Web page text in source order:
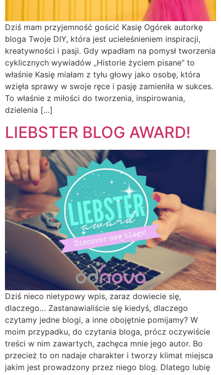
Dziś mam przyjemność gościć Kasię Ogórek autorkę
bloga Twoje DIY, która jest ucieleśnieniem inspiracji,
kreatywności i pasji. Gdy wpadłam na pomysł tworzenia
cyklicznych wywiadów „Historie życiem pisane” to
właśnie Kasię miałam z tyłu głowy jako osobę, która
wzięła sprawy w swoje ręce i pasję zamieniła w sukces.
To właśnie z miłości do tworzenia, inspirowania,
dzielenia […]
LIEBSTER BLOG AWARD!
Dziś nieco nietypowy wpis, zaraz dowiecie się,
dlaczego… Zastanawialiście się kiedyś, dlaczego
czytamy jedne blogi, a inne obojętnie pomijamy? W
moim przypadku, do czytania bloga, prócz oczywiście
treści w nim zawartych, zachęca mnie jego autor. Bo
przecież to on nadaje charakter i tworzy klimat miejsca
jakim jest prowadzony przez niego blog. Dlatego lubię